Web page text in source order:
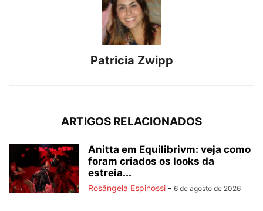
Patricia Zwipp
ARTIGOS RELACIONADOS
Anitta em Equilibrivm: veja como
foram criados os looks da
estreia...
Rosângela Espinossi - 6 de agosto de 2026